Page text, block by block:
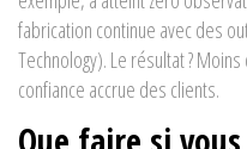
fabrication continue avec des
Technology). Le résultat ?
confiance accrue des clients.